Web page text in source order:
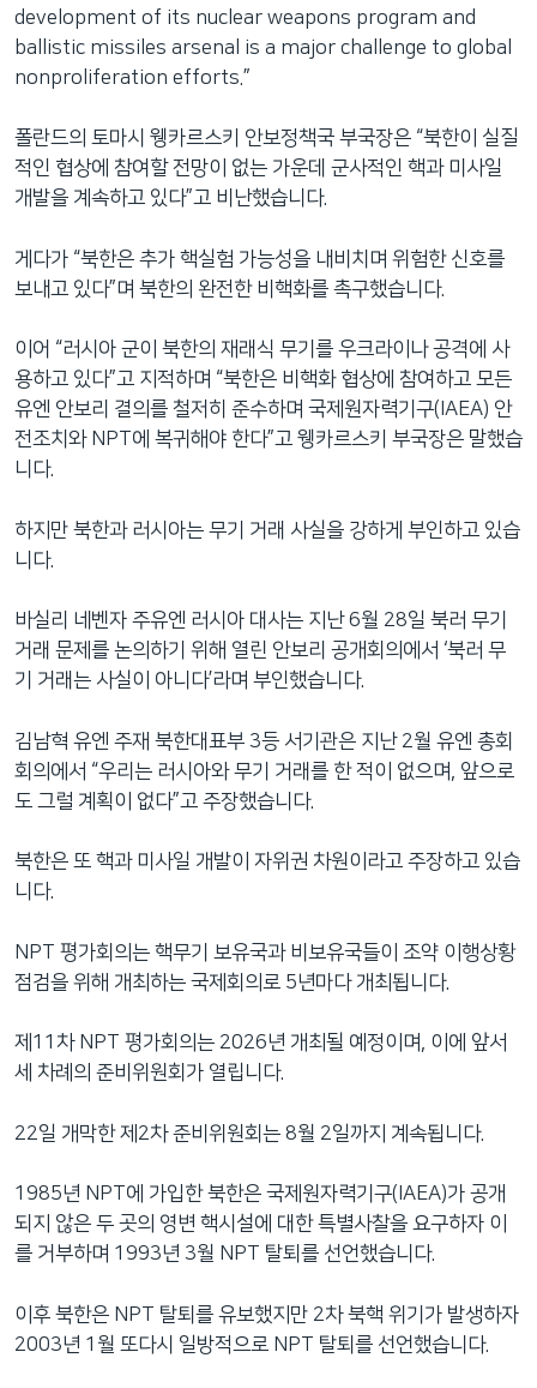
development of its nuclear weapons program and
ballistic missiles arsenal is a major challenge to global
nonproliferation efforts.”
폴란드의 토마시 웽카르스키 안보정책국 부국장은 “북한이 실질
적인 협상에 참여할 전망이 없는 가운데 군사적인 핵과 미사일
개발을 계속하고 있다”고 비난했습니다.
게다가 “북한은 추가 핵실험 가능성을 내비치며 위험한 신호를
보내고 있다”며 북한의 완전한 비핵화를 촉구했습니다.
이어 “러시아 군이 북한의 재래식 무기를 우크라이나 공격에 사
용하고 있다”고 지적하며 “북한은 비핵화 협상에 참여하고 모든
유엔 안보리 결의를 철저히 준수하며 국제원자력기구(IAEA) 안
전조치와 NPT에 복귀해야 한다”고 웽카르스키 부국장은 말했습
니다.
하지만 북한과 러시아는 무기 거래 사실을 강하게 부인하고 있습
니다.
바실리 네벤자 주유엔 러시아 대사는 지난 6월 28일 북러 무기
거래 문제를 논의하기 위해 열린 안보리 공개회의에서 ‘북러 무
기 거래는 사실이 아니다’라며 부인했습니다.
김남혁 유엔 주재 북한대표부 3등 서기관은 지난 2월 유엔 총회
회의에서 “우리는 러시아와 무기 거래를 한 적이 없으며, 앞으로
도 그럴 계획이 없다”고 주장했습니다.
북한은 또 핵과 미사일 개발이 자위권 차원이라고 주장하고 있습
니다.
NPT 평가회의는 핵무기 보유국과 비보유국들이 조약 이행상황
점검을 위해 개최하는 국제회의로 5년마다 개최됩니다.
제11차 NPT 평가회의는 2026년 개최될 예정이며, 이에 앞서
세 차례의 준비위원회가 열립니다.
22일 개막한 제2차 준비위원회는 8월 2일까지 계속됩니다.
1985년 NPT에 가입한 북한은 국제원자력기구(IAEA)가 공개
되지 않은 두 곳의 영변 핵시설에 대한 특별사찰을 요구하자 이
를 거부하며 1993년 3월 NPT 탈퇴를 선언했습니다.
이후 북한은 NPT 탈퇴를 유보했지만 2차 북핵 위기가 발생하자
2003년 1월 또다시 일방적으로 NPT 탈퇴를 선언했습니다.